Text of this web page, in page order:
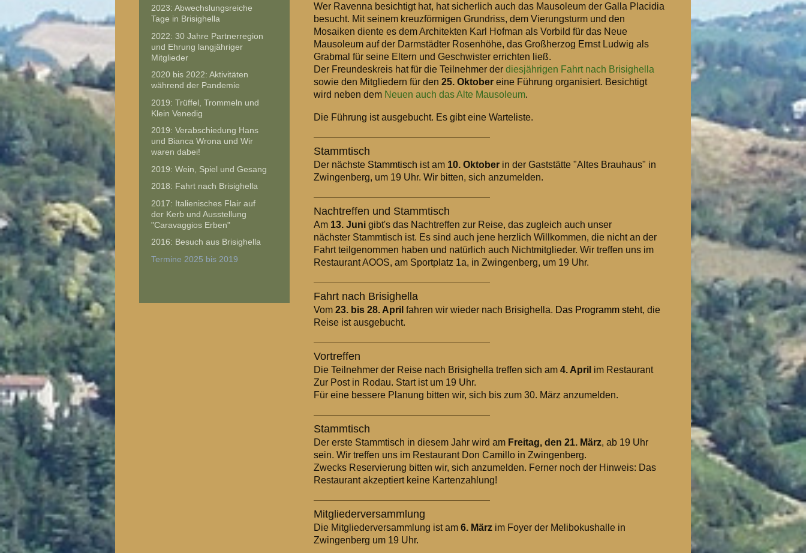
Wer Ravenna besichtigt hat, hat sicherlich auch das Mausoleum der Galla Placidia
besucht. Mit seinem kreuzförmigen Grundriss, dem Vierungsturm und den
Mosaiken diente es dem Architekten Karl Hofman als Vorbild für das Neue
Mausoleum auf der Darmstädter Rosenhöhe, das Großherzog Ernst Ludwig als
Grabmal für seine Eltern und Geschwister errichten ließ.
Der Freundeskreis hat für die Teilnehmer der diesjährigen Fahrt nach Brisighella
sowie den Mitgliedern für den 25. Oktobereine Führung organisiert. Besichtigt
wird neben dem Neuen auch das Alte Mausoleum.
Die Führung ist ausgebucht. Es gibt eine Warteliste.
Stammtisch
Der nächste Stammtisch ist am 10. Oktoberin der Gaststätte "Altes Brauhaus" in
Zwingenberg, um 19 Uhr. Wir bitten, sich anzumelden.
Nachtreffen und Stammtisch
Am 13. Junigibt's das Nachtreffen zur Reise, das zugleich auch unser
nächster Stammtisch ist. Es sind auch jene herzlich Willkommen, die nicht an der
Fahrt teilgenommen haben und natürlich auch Nichtmitglieder. Wir treffen uns im
Restaurant AOOS, am Sportplatz 1a, in Zwingenberg, um 19 Uhr.
Fahrt nach Brisighella
Vom 23. bis 28. April fahren wir wieder nach Brisighella. Das Programm steht, die
Reise ist ausgebucht.
Vortreffen
Die Teilnehmer der Reise nach Brisighella treffen sich am 4. April im Restaurant
Zur Post in Rodau. Start ist um 19 Uhr.
Für eine bessere Planung bitten wir, sich bis zum 30. März anzumelden.
Stammtisch
Der erste Stammtisch in diesem Jahr wird am Freitag, den 21. März, ab 19 Uhr
sein. Wir treffen uns im Restaurant Don Camillo in Zwingenberg.
Zwecks Reservierung bitten wir, sich anzumelden. Ferner noch der Hinweis: Das
Restaurant akzeptiert keine Kartenzahlung!
Mitgliederversammlung
Die Mitgliederversammlung ist am 6. Märzim Foyer der Melibokushalle in
Zwingenberg um 19 Uhr.
2023: Abwechslungsreiche
Tage in Brisighella
2022: 30 Jahre Partnerregion
und Ehrung langjähriger
Mitglieder
2020 bis 2022: Aktivitäten
während der Pandemie
2019: Trüffel, Trommeln und
Klein Venedig
2019: Verabschiedung Hans
und Bianca Wrona und Wir
waren dabei!
2019: Wein, Spiel und Gesang
2018: Fahrt nach Brisighella
2017: Italienisches Flair auf
der Kerb und Ausstellung
"Caravaggios Erben"
2016: Besuch aus Brisighella
Termine 2025 bis 2019